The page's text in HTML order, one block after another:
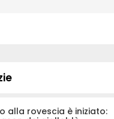
alla rovescia è iniziato: